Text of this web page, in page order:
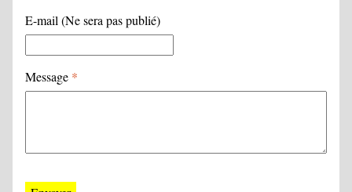
E-mail (Ne sera pas publié)
Message *